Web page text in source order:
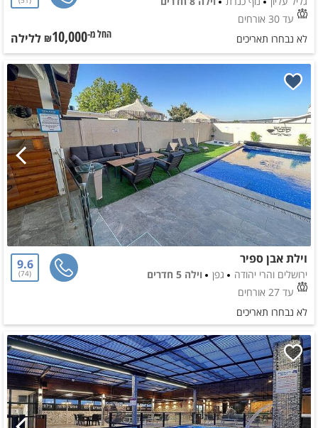
עד 30 אורחים
לא נבחרו תאריכים החל מ-₪10,000 ללילה
וילת אבן ספיר
ירושלים והרי יהודה גפן
וילה 5 חדרים
עד 27 אורחים
9.6
74
לא נבחרו תאריכים